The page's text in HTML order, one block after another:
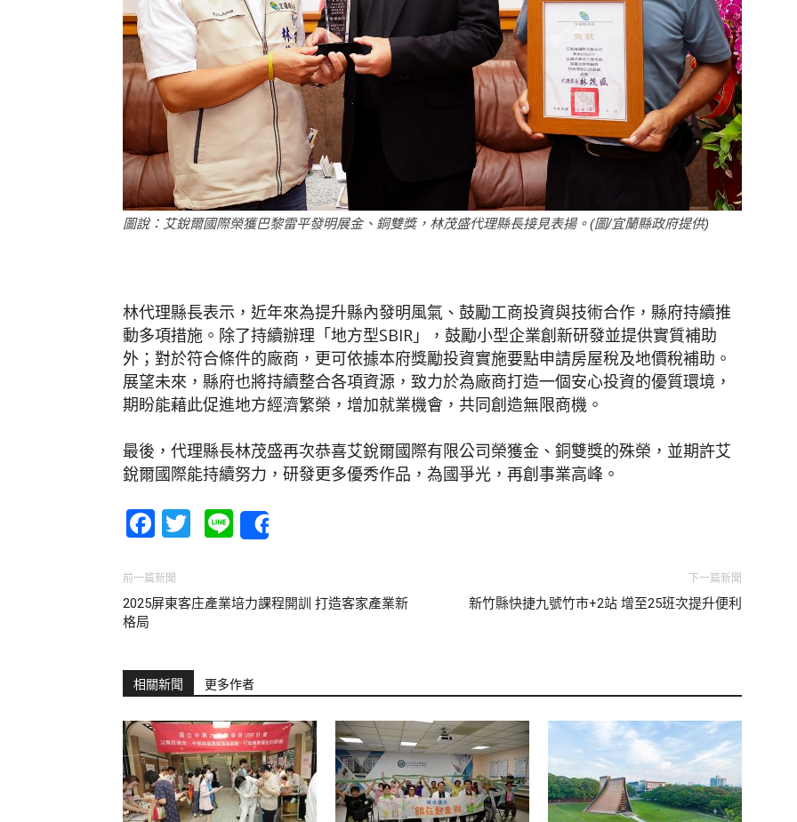
圖說：艾銳爾國際榮獲巴黎雷平發明展金、銅雙獎，林茂盛代理縣長接見表揚。(圖/宜蘭縣政府提供)
林代理縣長表示，近年來為提升縣內發明風氣、鼓勵工商投資與技術合作，縣府持續推
動多項措施。除了持續辦理「地方型SBIR 」，鼓勵小型企業創新研發並提供實質補助
外；對於符合條件的廠商，更可依據本府獎勵投資實施要點申請房屋稅及地價稅補助。
展望未來，縣府也將持續整合各項資源，致力於為廠商打造一個安心投資的優質環境，
期盼能藉此促進地方經濟繁榮，增加就業機會，共同創造無限商機。
最後，代理縣長林茂盛再次恭喜艾銳爾國際有限公司榮獲金、銅雙獎的殊榮，並期許艾
銳爾國際能持續努力，研發更多優秀作品，為國爭光，再創事業高峰。
Facebook
Twitter
Line
前一篇新聞
2025屏東客庄產業培力課程開訓 打造客家產業新
格局
下一篇新聞
新竹縣快捷九號竹市+2站 增至25班次提升便利
相關新聞 更多作者